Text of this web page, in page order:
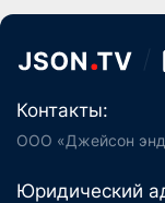
Контакты:
ООО «Джейсон энд
Юридический